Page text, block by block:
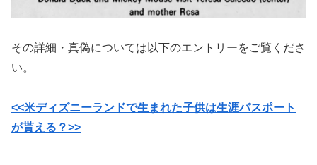
その詳細・真偽については以下のエントリーをご覧くださ
い。
<<米ディズニーランドで生まれた子供は生涯パスポート
が貰える？>>